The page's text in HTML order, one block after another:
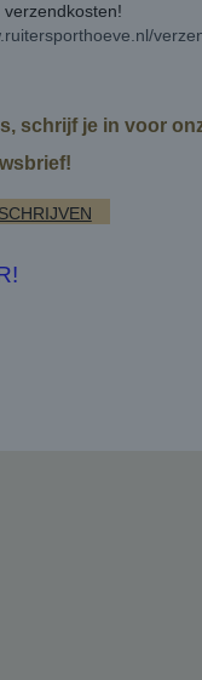
schrijf je in voor